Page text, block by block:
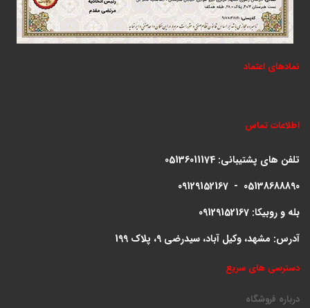
نمادهای اعتماد
اطلاعات تماس
تلفن های پشتیبانی: 05136011174
09129152167 - 05138688890
بله و روبیکا: 09129152167
آدرس: مشهد، وکیل آباد، سیدرضی 9، پلاک 199
دسترسی های سریع
درباره فروشگاه